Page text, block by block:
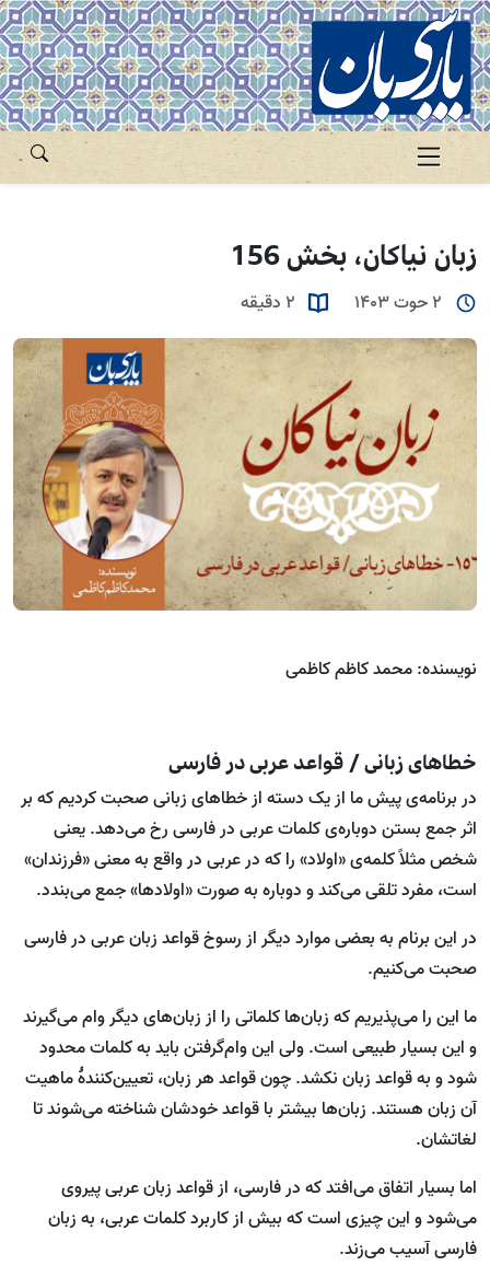
زبان نیاکان، بخش 156
2 حوت 1403 2 دقیقه
نویسنده: محمد کاظم کاظمی
خطاهای زبانی / قواعد عربی در فارسی
در برنامه‌ی پیش ما از یک دسته از خطاهای زبانی صحبت کردیم که بر
اثر جمع بستن دوباره‌ی کلمات عربی در فارسی رخ می‌دهد. یعنی
شخص مثلاً کلمه‌ی «اولاد» را که در عربی در واقع به معنی «فرزندان»
است، مفرد تلقی می‌کند و دوباره به صورت «اولادها» جمع می‌بندد.
در این برنام به بعضی موارد دیگر از رسوخ قواعد زبان عربی در فارسی
صحبت می‌کنیم.
ما این را می‌پذیریم که زبان‌ها کلماتی را از زبان‌های دیگر وام می‌گیرند
و این بسیار طبیعی است. ولی این وام‌گرفتن باید به کلمات محدود
شود و به قواعد زبان نکشد. چون قواعد هر زبان، تعیین‌کنندۀ ماهیت
آن زبان هستند. زبان‌ها بیشتر با قواعد خودشان شناخته می‌شوند تا
لغاتشان.
اما بسیار اتفاق می‌افتد که در فارسی، از قواعد زبان عربی پیروی
می‌شود و این چیزی است که بیش از کاربرد کلمات عربی، به زبان
فارسی آسیب می‌زند.